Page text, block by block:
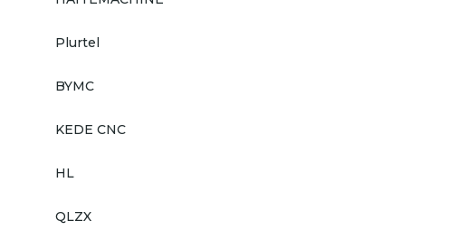
Plurtel
BYMC
KEDE CNC
HL
QLZX